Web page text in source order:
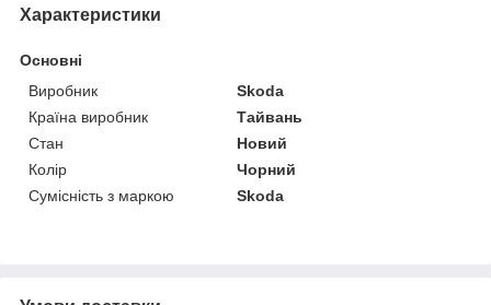
Характеристики
Основні
Виробник
Skoda
Країна виробник
Тайвань
Стан
Новий
Колір
Чорний
Сумісність з маркою
Skoda